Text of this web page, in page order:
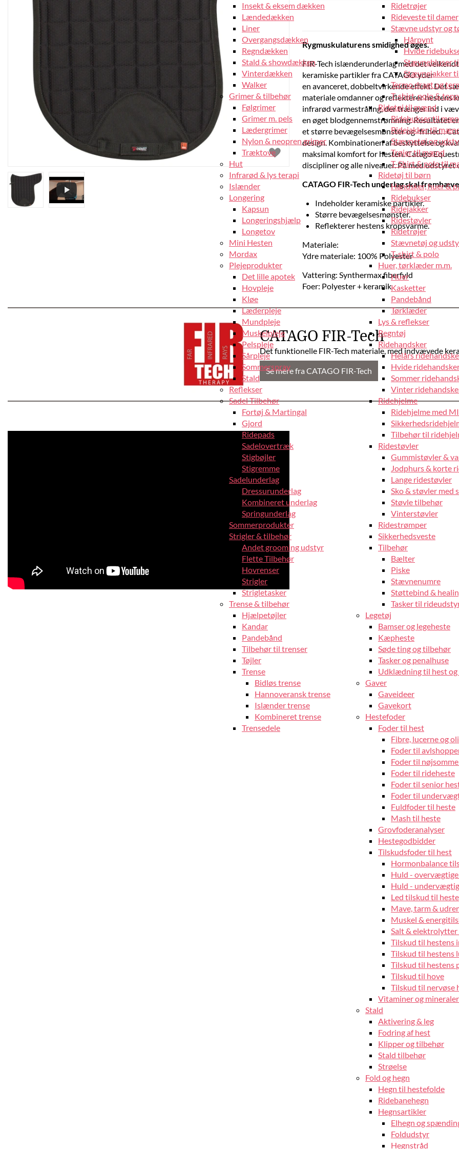
Insekt & eksem dækken
Lændedækken
Liner
Overgangsdækken
Regndækken
Stald & showdækken
Vinterdækken
Walker
Grimer & tilbehør
Følgrimer
Grimer m. pels
Lædergrimer
Nylon & neopren grimer
Træktove
Hut
Infrarød & lys terapi
Islænder
Longering
Kapsun
Longeringshjælp
Longetov
Mini Hesten
Mordax
Plejeprodukter
Det lille apotek
Hovpleje
Kløe
Læderpleje
Mundpleje
Muskelpleje
Pelspleje
Sårpleje
Sommerspray
Stald
Reflekser
Sadel Tilbehør
Fortøj & Martingal
Gjord
Ridepads
Sadelovertræk
Stigbøjler
Stigremme
Sadelunderlag
Dressurunderlag
Kombineret underlag
Springunderlag
Sommerprodukter
Strigler & tilbehør
Andet grooming udstyr
Flette Tilbehør
Hovrenser
Strigler
Strigletasker
Trense & tilbehør
Hjælpetøjler
Kandar
Pandebånd
Tilbehør til trenser
Tøjler
Trense
Bidløs trense
Hannoveransk trense
Islænder trense
Kombineret trense
Trensedele
Ridetrøjer
Rideveste til damer
Stævne udstyr og
Hårpynt
Hvide
Stævnebluser
Stævnejakker
Termo dragt og
T-shirt, polo &
Ridetøj til mænd
Ridebukser til
Ridejakker til
Stævnetøj og
Trøjer til mænd
T-Shirt & polo til
Ridetøj til børn
Handsker, huer &
Ridebukser
Ridejakker
Ridestøvler
Ridetrøjer
Stævnetøj og
T-shirt & polo
Huer, tørklæder m.m.
Huer
Kasketter
Pandebånd
Tørklæder
Lys & reflekser
Regntøj
Ridehandsker
Helårs
Hvide
Sommer
Vinter
Ridehjelme
Ridehjelme med
Tilbehør til
Ridestøvler
Gummistøvler &
Jodphurs & korte
Lange ridestøvler
Sko & støvler med
Støvle tilbehør
Vinterstøvler
Ridestrømper
Sikkerhedsveste
Tilbehør
Bælter
Piske
Stævnenumre
Støttebind &
Tasker til
Legetøj
Bamser og legeheste
Kæpheste
Søde ting og tilbehør
Tasker og penalhuse
Udklædning til hest
Gaver
Gaveideer
Gavekort
Hestefoder
Foder til hest
Fibre, lucerne og
Foder til
Foder til
Foder til rideheste
Foder til senior
Foder til
Fuldfoder til heste
Mash til heste
Grovfoderanalyser
Hestegodbidder
Tilskudsfoder til hest
Hormonbalance
Huld -
Huld -
Led tilskud til heste
Mave, tarm &
Muskel &
Salt &
Tilskud til hestens
Tilskud til hestens
Tilskud til hestens
Tilskud til hove
Tilskud til nervøse
Vitaminer og
Stald
Aktivering & leg
Fodring af hest
Klipper og tilbehør
Stald tilbehør
Strøelse
Fold og hegn
Hegn til hestefolde
Ridebanehegn
Hegnsartikler
Elhegn og
Foldudstyr
Hegnstråd
Rygmuskulaturens smidighed øges.
FIR-Tech islænderunderlag med det
keramiske partikler fra CATAGO yder
en avanceret, dobbeltvirkende effekt. Det
materiale omdanner og reflekterer hestens
infrarød varmestråling, der trænger ind i
en øget blodgennemstrømning. Resultatet
et større bevægelsesmønster og -frihed. .
design. Kombinationen af beskyttelse og
maksimal komfort for hesten. Catago
discipliner og alle niveauer. På med udstyret
CATAGO FIR-Tech underlag skal
Indeholder keramiske partikler.
Større bevægelsesmønster.
Reflekterer hestens kropsvarme.
Materiale:
Ydre materiale: 100% Polyester
Vattering: Synthermax fiberfyld
Foer: Polyester + keramik
CATAGO FIR-Tech
Det funktionelle FIR-Tech materiale, med indvævede
Se mere fra CATAGO FIR-Tech